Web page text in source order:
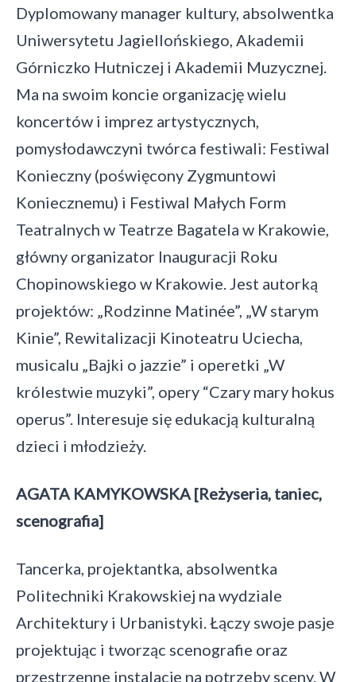
Dyplomowany manager kultury, absolwentka
Uniwersytetu Jagiellońskiego, Akademii
Górniczko Hutniczej i Akademii Muzycznej.
Ma na swoim koncie organizację wielu
koncertów i imprez artystycznych,
pomysłodawczyni twórca festiwali: Festiwal
Konieczny (poświęcony Zygmuntowi
Koniecznemu) i Festiwal Małych Form
Teatralnych w Teatrze Bagatela w Krakowie,
główny organizator Inauguracji Roku
Chopinowskiego w Krakowie. Jest autorką
projektów: „Rodzinne Matinée”, „W starym
Kinie”, Rewitalizacji Kinoteatru Uciecha,
musicalu „Bajki o jazzie” i operetki „W
królestwie muzyki”, opery “Czary mary hokus
operus”. Interesuje się edukacją kulturalną
dzieci i młodzieży.
AGATA KAMYKOWSKA [Reżyseria, taniec,
scenografia]
Tancerka, projektantka, absolwentka
Politechniki Krakowskiej na wydziale
Architektury i Urbanistyki. Łączy swoje pasje
projektując i tworząc scenografie oraz
przestrzenne instalacje na potrzeby sceny. W